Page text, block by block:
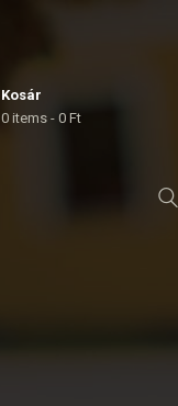
Kosár
0 items -0 Ft